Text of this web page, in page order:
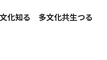
化知る 多文化共生つる